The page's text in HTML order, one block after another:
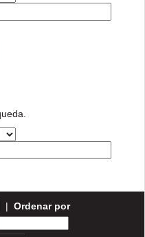
| Ordenar por